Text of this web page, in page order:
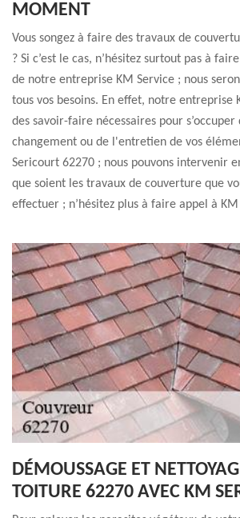
MOMENT
Vous songez à faire des travaux de
? Si c’est le cas, n’hésitez surtout pas à
de notre entreprise KM Service ; nous
tous vos besoins. En effet, notre entreprise
des savoir-faire nécessaires pour
changement ou de l'entretien de vos
Sericourt 62270 ; nous pouvons intervenir
que soient les travaux de couverture que
effectuer ; n’hésitez plus à faire appel à KM
DÉMOUSSAGE ET
TOITURE 62270 AVEC KM